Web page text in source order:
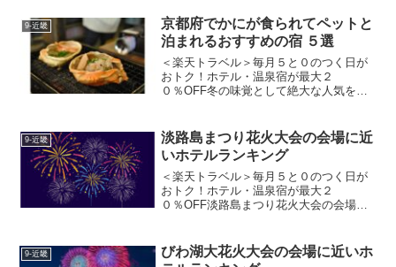
ら直通列車で約12分のJRユニバーサルシ
ティ駅や次の駅、桜島駅より...
9-近畿
京都府でかにが食られてペットと
泊まれるおすすめの宿 ５選
＜楽天トラベル＞毎月５と０のつく日が
おトク！ホテル・温泉宿が最大２
０％OFF冬の味覚として絶大な人気を誇
緒に宿泊できる魅力的な宿が数多く揃っ
ています。「せっかく旅をする...
9-近畿
淡路島まつり花火大会の会場に近
いホテルランキング
＜楽天トラベル＞毎月５と０のつく日が
おトク！ホテル・温泉宿が最大２
０％OFF淡路島まつり花火大会の会場に
（金）１８時３０分〜２２時００分（予
定）令和７年８月２日（土）１...
9-近畿
びわ湖大花火大会の会場に近いホ